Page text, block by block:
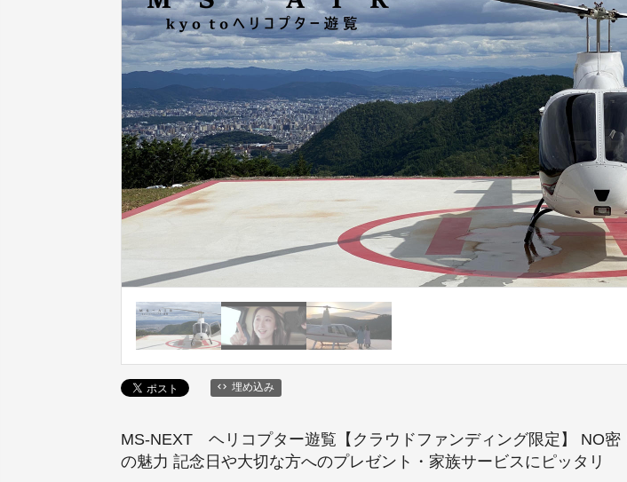
埋め込み
MS-NEXT ヘリコプター遊覧【クラウドファンディング限定】 NO
の魅力 記念日や大切な方へのプレゼント・家族サービスにピッタリ